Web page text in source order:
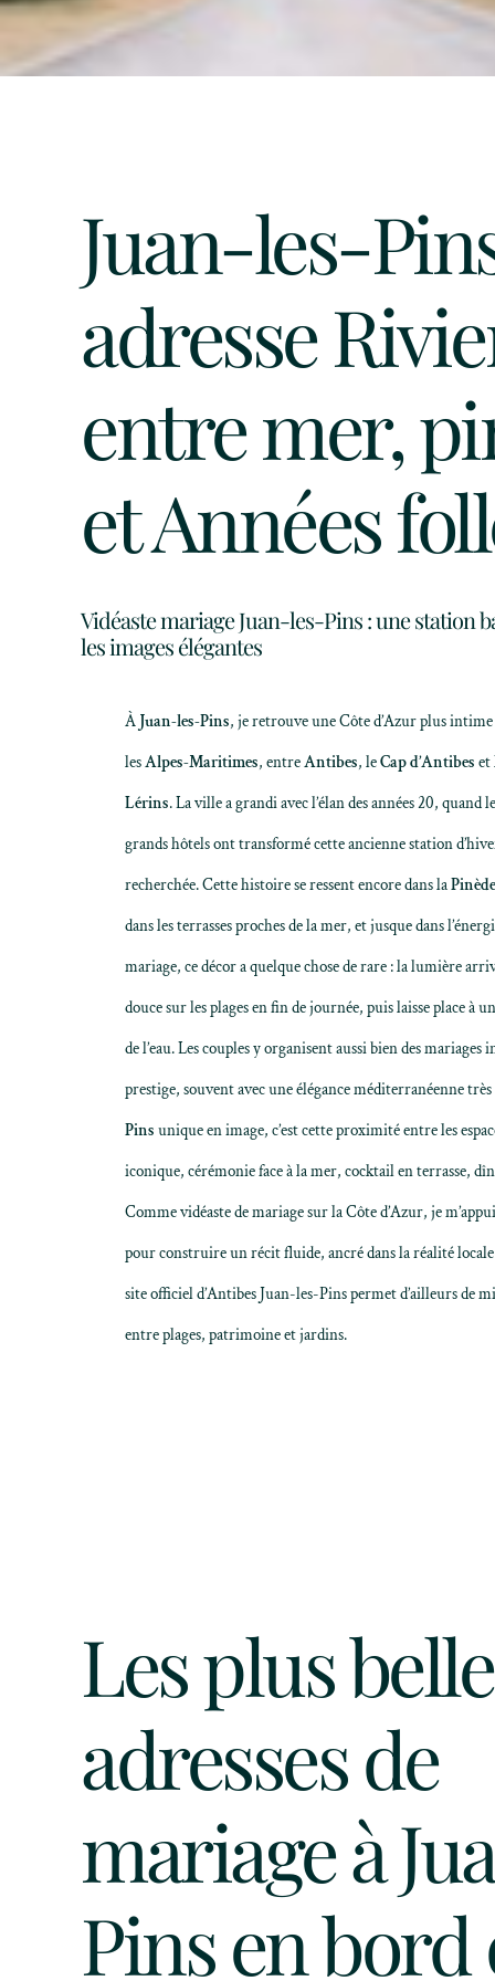
Juan-les-
adresse
entre mer,
et Années
Vidéaste mariage Juan-les-Pins : une station
les images élégantes
À Juan-les-Pins, je retrouve une Côte d’Azur plus
lesAlpes-Maritimes, entreAntibes, leCap d’Antibes et
Lérins. La ville a grandi avec l’élan des années 20, quand
grands hôtels ont transformé cette ancienne station
recherchée. Cette histoire se ressent encore dans la
dans les terrasses proches de la mer, et jusque dans
mariage, ce décor a quelque chose de rare : la lumière
douce sur les plages en fin de journée, puis laisse place à
de l’eau. Les couples y organisent aussi bien des
prestige, souvent avec une élégance méditerranéenne
Pins unique en image, c’est cette proximité entre les
iconique, cérémonie face à la mer, cocktail en terrasse,
Commevidéaste de mariage sur la Côte d’Azur, je
pour construire un récit fluide, ancré dans la réalité
site officiel d’Antibes Juan-les-Pinspermet d’ailleurs de
entre plages, patrimoine et jardins.
Les plus
adresses de
mariage à
Pins en bord